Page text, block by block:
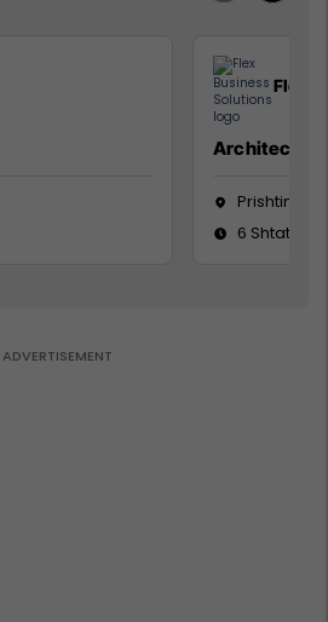
Flex
Architect
Prishtinë
6 Shtator